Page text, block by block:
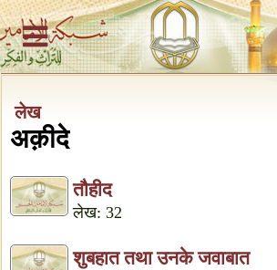
लेख
अक़ीदे
तौहीद
लेख: 32
शुबहात तथा उनके जवाबात